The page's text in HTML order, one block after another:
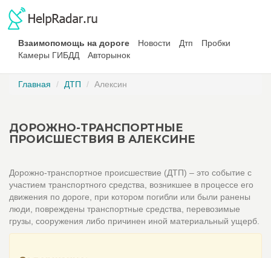
Взаимопомощь на дороге Новости Дтп
Пробки
Камеры ГИБДД
Авторынок
Главная ДТП Алексин
ДОРОЖНО-ТРАНСПОРТНЫЕ
ПРОИСШЕСТВИЯ В АЛЕКСИНЕ
Дорожно-транспортное происшествие (ДТП) – это событие с
участием транспортного средства, возникшее в процессе его
движения по дороге, при котором погибли или были ранены
люди, повреждены транспортные средства, перевозимые
грузы, сооружения либо причинен иной материальный ущерб.